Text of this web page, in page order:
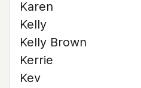
Karen
Kelly
Kelly Brown
Kerrie
Kev